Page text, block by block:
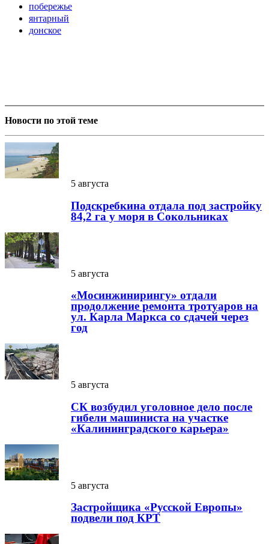
побережье
янтарный
донское
Новости по этой теме
5 августа
Подскребкина отдала под застройку
84,2 га у моря в Сокольниках
5 августа
«Мосинжинирингу» отдали
продолжение ремонта тротуаров на
ул. Карла Маркса со сдачей через
год
5 августа
СК возбудил уголовное дело после
гибели машиниста на участке
«Калининградского карьера»
5 августа
Застройщика «Русской Европы»
подвели под КРТ